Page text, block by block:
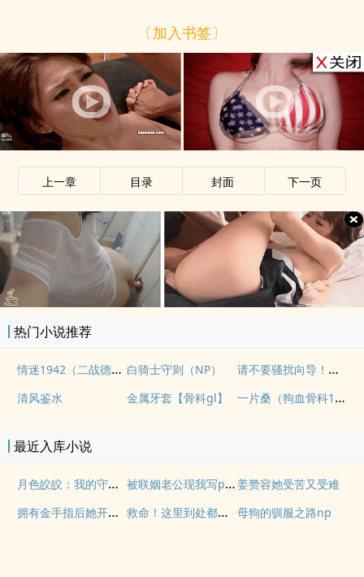
〔加入书签〕
上一章 目录 封面 下一页
热门小说推荐
情迷1942（二战德国） 白骑士守则（NP） 请不要骚扰向导！（哨向NPH）
清风鉴水 金属牙套【骨科gl】 一片桑（狗血骨科1v1）
最近入库小说
月色皎皎：我的守护兽是蛇妖 被联姻老公现我写po文后姜赞容她受苦又受难
拥有金手指后她开始为所欲为 救命！这里到处都是阴暗批 母狗的驯服之路np